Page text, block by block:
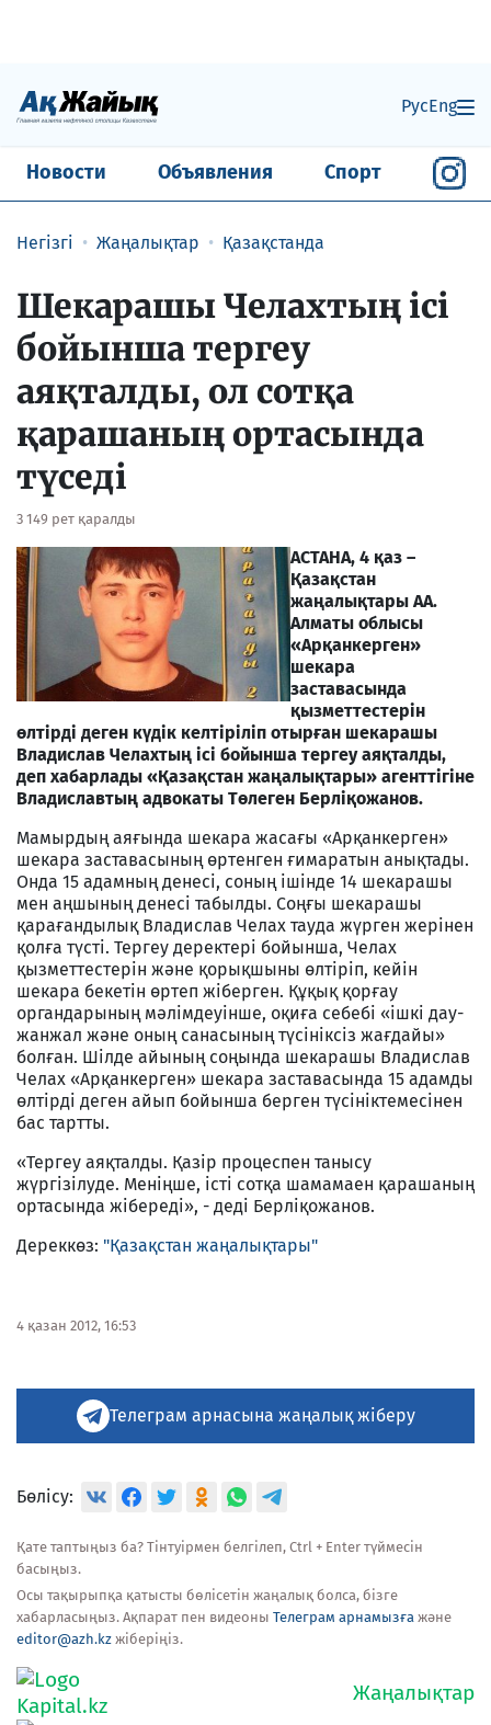
РусEng
Новости Объявления Спорт
Негізгі Жаңалықтар Қазақстанда
Шекарашы Челахтың ісі
бойынша тергеу
аяқталды, ол сотқа
қарашаның ортасында
түседі
3 149 рет қаралды
АСТАНА, 4 қаз –
Қазақстан
жаңалықтары АА.
Алматы облысы
«Арқанкерген»
шекара
заставасында
қызметтестерін
өлтірді деген күдік келтіріліп отырған шекарашы
Владислав Челахтың ісі бойынша тергеу аяқталды,
деп хабарлады «Қазақстан жаңалықтары» агенттігіне
Владиславтың адвокаты Төлеген Берліқожанов.
Мамырдың аяғында шекара жасағы «Арқанкерген»
шекара заставасының өртенген ғимаратын анықтады.
Онда 15 адамның денесі, соның ішінде 14 шекарашы
мен аңшының денесі табылды. Соңғы шекарашы
қарағандылық Владислав Челах тауда жүрген жерінен
қолға түсті. Тергеу деректері бойынша, Челах
қызметтестерін және қорықшыны өлтіріп, кейін
шекара бекетін өртеп жіберген. Құқық қорғау
органдарының мәлімдеуінше, оқиға себебі «ішкі дау-
жанжал және оның санасының түсініксіз жағдайы»
болған. Шілде айының соңында шекарашы Владислав
Челах «Арқанкерген» шекара заставасында 15 адамды
өлтірді деген айып бойынша берген түсініктемесінен
бас тартты.
«Тергеу аяқталды. Қазір процеспен танысу
жүргізілуде. Меніңше, істі сотқа шамамаен қарашаның
ортасында жібереді», - деді Берліқожанов.
Дереккөз: "Қазақстан жаңалықтары"
4 қазан 2012, 16:53
Телеграм арнасына жаңалық жіберу
Бөлісу:
Қате таптыңыз ба? Тінтуірмен белгілеп, Ctrl + Enter түймесін
басыңыз.
Осы тақырыпқа қатысты бөлісетін жаңалық болса, бізге
хабарласыңыз. Ақпарат пен видеоны Телеграм арнамызға және
editor@azh.kz жіберіңіз.